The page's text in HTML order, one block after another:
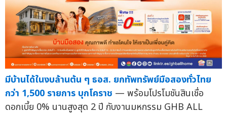
มีบ้านได้ในงบล้านต้น ๆ ธอส. ยกทัพทรัพย์มือสองทั่วไทย
กว่า 1,500 รายการ บุกโคราช — พร้อมโปรโมชันสินเชื่อ
ดอกเบี้ย 0% นานสูงสุด 2 ปี กับงานมหกรรม GHB ALL